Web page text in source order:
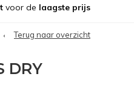
voor de laagste prijs
Terug naar overzicht
DRY